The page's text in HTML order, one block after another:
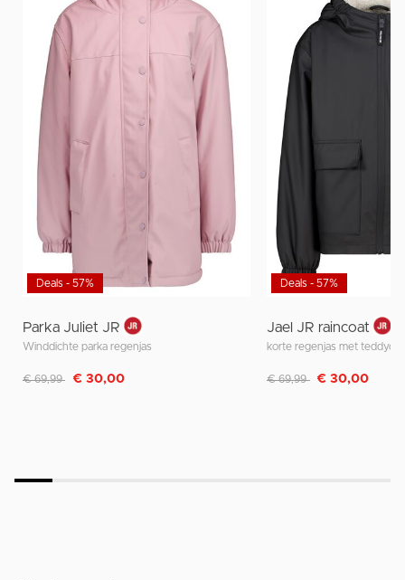
Deals - 57%
Parka Juliet JR
Winddichte parka regenjas
Afgeprijsd van
€ 69,99 naar
€ 30,00
Deals - 57%
Jael JR raincoat
Afgeprijsd van
€ 69,99 naar
€ 30,00